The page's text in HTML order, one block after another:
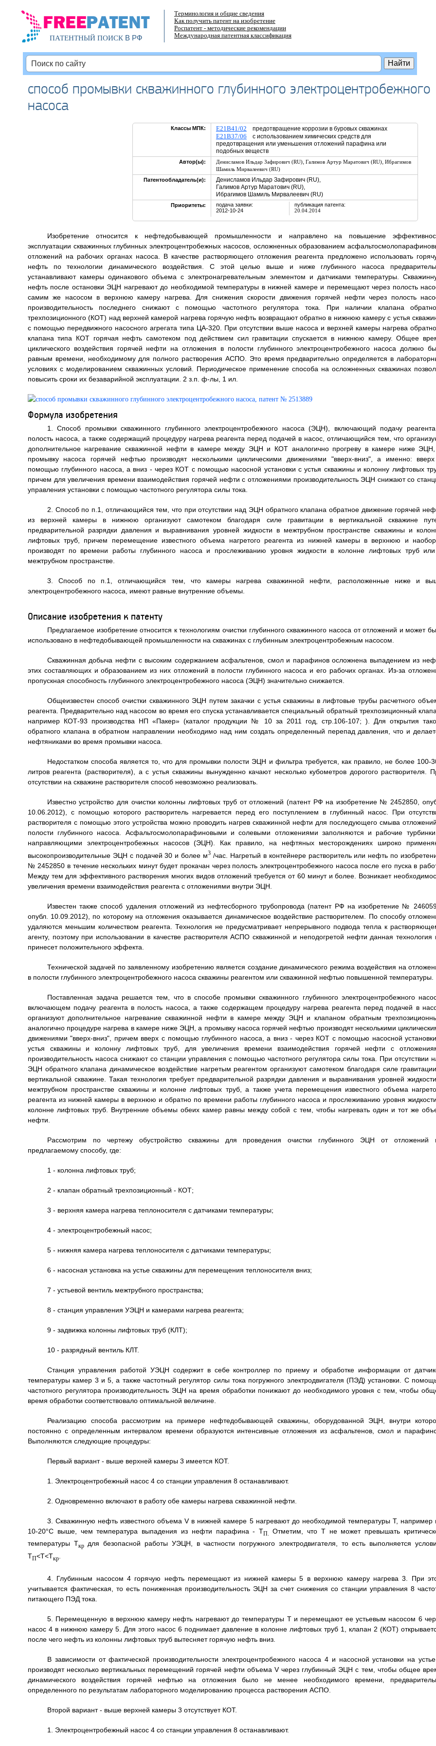
ПАТЕНТНЫЙ ПОИСКВ РФ
Терминология и общие сведения
Как получить патент на изобретение
Роспатент - методические рекомендации
Международная патентная классификация
способ промывки скважинного глубинного электроцентробежного
насоса
Классы МПК: E21B41/02 предотвращение коррозии в буровых скважинах
E21B37/06 с использованием химических средств для
предотвращения или уменьшения отложений парафина или
подобных веществ
Автор(ы): Денисламов Ильдар Зафирович (RU), Галимов Артур Маратович (RU), Ибрагимов
Шамиль Мирвалеевич (RU)
Патентообладатель(и):
Денисламов Ильдар Зафирович (RU),
Галимов Артур Маратович (RU),
Ибрагимов Шамиль Мирвалеевич (RU)
Приоритеты:
подача заявки:
2012-10-24
публикация патента:
20.04.2014
Изобретение относится к нефтедобывающей промышленности и направлено на повышение
эксплуатации скважинных глубинных электроцентробежных насосов, осложненных образованием
отложений на рабочих органах насоса. В качестве растворяющего отложения реагента предложено использовать
нефть по технологии динамического воздействия. С этой целью выше и ниже глубинного насоса
устанавливают камеры одинакового объема с электронагревательным элементом и датчиками температуры.
нефть после остановки ЭЦН нагревают до необходимой температуры в нижней камере и перемещают через полость
самим же насосом в верхнюю камеру нагрева. Для снижения скорости движения горячей нефти через полость
производительность последнего снижают с помощью частотного регулятора тока. При наличии клапана
трехпозиционного (КОТ) над верхней камерой нагрева горячую нефть возвращают обратно в нижнюю камеру с устья
с помощью передвижного насосного агрегата типа ЦА-320. При отсутствии выше насоса и верхней камеры нагрева
клапана типа КОТ горячая нефть самотеком под действием сил гравитации спускается в нижнюю камеру. Общее
циклического воздействия горячей нефти на отложения в полости глубинного электроцентробежного насоса должно
равным времени, необходимому для полного растворения АСПО. Это время предварительно определяется в
условиях с моделированием скважинных условий. Периодическое применение способа на осложненных скважинах
повысить сроки их безаварийной эксплуатации. 2 з.п. ф-лы, 1 ил.
Формула изобретения
1. Способ промывки скважинного глубинного электроцентробежного насоса (ЭЦН), включающий подачу
полость насоса, а также содержащий процедуру нагрева реагента перед подачей в насос, отличающийся тем, что
дополнительное нагревание скважинной нефти в камере между ЭЦН и КОТ аналогично прогреву в камере ниже
промывку насоса горячей нефтью производят несколькими циклическими движениями "вверх-вниз", а именно:
помощью глубинного насоса, а вниз - через КОТ с помощью насосной установки с устья скважины и колонну лифтовых
причем для увеличения времени взаимодействия горячей нефти с отложениями производительность ЭЦН снижают со
управления установки с помощью частотного регулятора силы тока.
2. Способ по п.1, отличающийся тем, что при отсутствии над ЭЦН обратного клапана обратное движение горячей
из верхней камеры в нижнюю организуют самотеком благодаря силе гравитации в вертикальной скважине
предварительной разрядки давления и выравнивания уровней жидкости в межтрубном пространстве скважины и
лифтовых труб, причем перемещение известного объема нагретого реагента из нижней камеры в верхнюю и
производят по времени работы глубинного насоса и прослеживанию уровня жидкости в колонне лифтовых труб
межтрубном пространстве.
3. Способ по п.1, отличающийся тем, что камеры нагрева скважинной нефти, расположенные ниже и
электроцентробежного насоса, имеют равные внутренние объемы.
Описание изобретения к патенту
Предлагаемое изобретение относится к технологиям очистки глубинного скважинного насоса от отложений и может
использовано в нефтедобывающей промышленности на скважинах с глубинным электроцентробежным насосом.
Скважинная добыча нефти с высоким содержанием асфальтенов, смол и парафинов осложнена выпадением из
этих составляющих и образованием из них отложений в полости глубинного насоса и его рабочих органах. Из-за
пропускная способность глубинного электроцентробежного насоса (ЭЦН) значительно снижается.
Общеизвестен способ очистки скважинного ЭЦН путем закачки с устья скважины в лифтовые трубы расчетного
реагента. Предварительно над насосом во время его спуска устанавливается специальный обратный трехпозиционный
например КОТ-93 производства НП «Пакер» (каталог продукции № 10 за 2011 год, стр.106-107; ). Для открытия
обратного клапана в обратном направлении необходимо над ним создать определенный перепад давления, что и
нефтяниками во время промывки насоса.
Недостатком способа является то, что для промывки полости ЭЦН и фильтра требуется, как правило, не более 100-
литров реагента (растворителя), а с устья скважины вынужденно качают несколько кубометров дорогого растворителя.
отсутствии на скважине растворителя способ невозможно реализовать.
Известно устройство для очистки колонны лифтовых труб от отложений (патент РФ на изобретение № 2452850,
10.06.2012), с помощью которого растворитель нагревается перед его поступлением в глубинный насос. При
растворителя с помощью этого устройства можно проводить нагрев скважинной нефти для последующего смыва
полости глубинного насоса. Асфальтосмолопарафиновыми и солевыми отложениями заполняются и рабочие
направляющими электроцентробежных насосов (ЭЦН). Как правило, на нефтяных месторождениях широко
высокопроизводительные ЭЦН с подачей 30 и более м3 /час. Нагретый в контейнере растворитель или нефть по
№ 2452850 в течение нескольких минут будет прокачан через полость электроцентробежного насоса после его пуска в
Между тем для эффективного растворения многих видов отложений требуется от 60 минут и более. Возникает
увеличения времени взаимодействия реагента с отложениями внутри ЭЦН.
Известен также способ удаления отложений из нефтесборного трубопровода (патент РФ на изобретение №
опубл. 10.09.2012), по которому на отложения оказывается динамическое воздействие растворителем. По способу
удаляются меньшим количеством реагента. Технология не предусматривает непрерывного подвода тепла к
агенту, поэтому при использовании в качестве растворителя АСПО скважинной и неподогретой нефти данная технология
принесет положительного эффекта.
Технической задачей по заявленному изобретению является создание динамического режима воздействия на
в полости глубинного электроцентробежного насоса скважины реагентом или скважинной нефтью повышенной температуры.
Поставленная задача решается тем, что в способе промывки скважинного глубинного электроцентробежного
включающем подачу реагента в полость насоса, а также содержащем процедуру нагрева реагента перед подачей в
организуют дополнительное нагревание скважинной нефти в камере между ЭЦН и клапаном обратным
аналогично процедуре нагрева в камере ниже ЭЦН, а промывку насоса горячей нефтью производят несколькими
движениями "вверх-вниз", причем вверх с помощью глубинного насоса, а вниз - через КОТ с помощью насосной
устья скважины и колонну лифтовых труб, для увеличения времени взаимодействия горячей нефти с
производительность насоса снижают со станции управления с помощью частотного регулятора силы тока. При отсутствии
ЭЦН обратного клапана динамическое воздействие нагретым реагентом организуют самотеком благодаря силе
вертикальной скважине. Такая технология требует предварительной разрядки давления и выравнивания уровней
межтрубном пространстве скважины и колонне лифтовых труб, а также учета перемещения известного объема
реагента из нижней камеры в верхнюю и обратно по времени работы глубинного насоса и прослеживанию уровня
колонне лифтовых труб. Внутренние объемы обеих камер равны между собой с тем, чтобы нагревать один и тот же
нефти.
Рассмотрим по чертежу обустройство скважины для проведения очистки глубинного ЭЦН от отложений
предлагаемому способу, где:
1 - колонна лифтовых труб;
2 - клапан обратный трехпозиционный - КОТ;
3 - верхняя камера нагрева теплоносителя с датчиками температуры;
4 - электроцентробежный насос;
5 - нижняя камера нагрева теплоносителя с датчиками температуры;
6 - насосная установка на устье скважины для перемещения теплоносителя вниз;
7 - устьевой вентиль межтрубного пространства;
8 - станция управления УЭЦН и камерами нагрева реагента;
9 - задвижка колонны лифтовых труб (КЛТ);
10 - разрядный вентиль КЛТ.
Станция управления работой УЭЦН содержит в себе контроллер по приему и обработке информации от
температуры камер 3 и 5, а также частотный регулятор силы тока погружного электродвигателя (ПЭД) установки. С
частотного регулятора производительность ЭЦН на время обработки понижают до необходимого уровня с тем, чтобы
время обработки соответствовало оптимальной величине.
Реализацию способа рассмотрим на примере нефтедобывающей скважины, оборудованной ЭЦН, внутри
постоянно с определенным интервалом времени образуются интенсивные отложения из асфальтенов, смол и
Выполняются следующие процедуры:
Первый вариант - выше верхней камеры 3 имеется КОТ.
1. Электроцентробежный насос 4 со станции управления 8 останавливают.
2. Одновременно включают в работу обе камеры нагрева скважинной нефти.
3. Скважинную нефть известного объема V в нижней камере 5 нагревают до необходимой температуры Т, например
10-20°С выше, чем температура выпадения из нефти парафина - ТП.Отметим, что Т не может превышать
температуры Ткрдля безопасной работы УЭЦН, в частности погружного электродвигателя, то есть выполняется
ТП<Т<Ткр.
4. Глубинным насосом 4 горячую нефть перемещают из нижней камеры 5 в верхнюю камеру нагрева 3. При
учитывается фактическая, то есть пониженная производительность ЭЦН за счет снижения со станции управления 8
питающего ПЭД тока.
5. Перемещенную в верхнюю камеру нефть нагревают до температуры Т и перемещают ее устьевым насосом 6
насос 4 в нижнюю камеру 5. Для этого насос 6 поднимает давление в колонне лифтовых труб 1, клапан 2 (КОТ)
после чего нефть из колонны лифтовых труб вытесняет горячую нефть вниз.
В зависимости от фактической производительности электроцентробежного насоса 4 и насосной установки на
производят несколько вертикальных перемещений горячей нефти объема V через глубинный ЭЦН с тем, чтобы общее
динамического воздействия горячей нефтью на отложения было не менее необходимого времени,
определенного по результатам лабораторного моделированию процесса растворения АСПО.
Второй вариант - выше верхней камеры 3 отсутствует КОТ.
1. Электроцентробежный насос 4 со станции управления 8 останавливают.